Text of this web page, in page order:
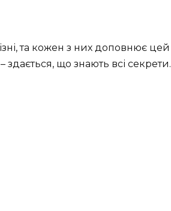
та кожен з них доповнює цей
здається, що знають всі секрети.